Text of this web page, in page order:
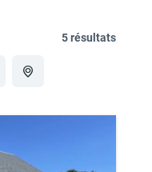
5 résultats